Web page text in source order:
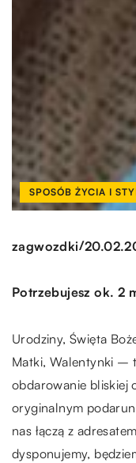
SPOSÓB ŻYCIA I
zagwozdki/
Potrzebujesz ok. 2
Urodziny, Święta
Matki, Walentynki –
obdarowanie bliskiej
oryginalnym
nas łączą z
dysponujemy,